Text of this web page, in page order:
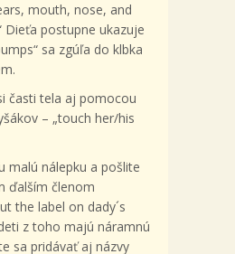
mouth, nose, and
Dieťa postupne ukazuje
sa zgúľa do klbka
časti tela aj pomocou
– „touch her/his
malú nálepku a pošlite
ďalším členom
the label on dady´s
z toho majú náramnú
sa pridávať aj názvy